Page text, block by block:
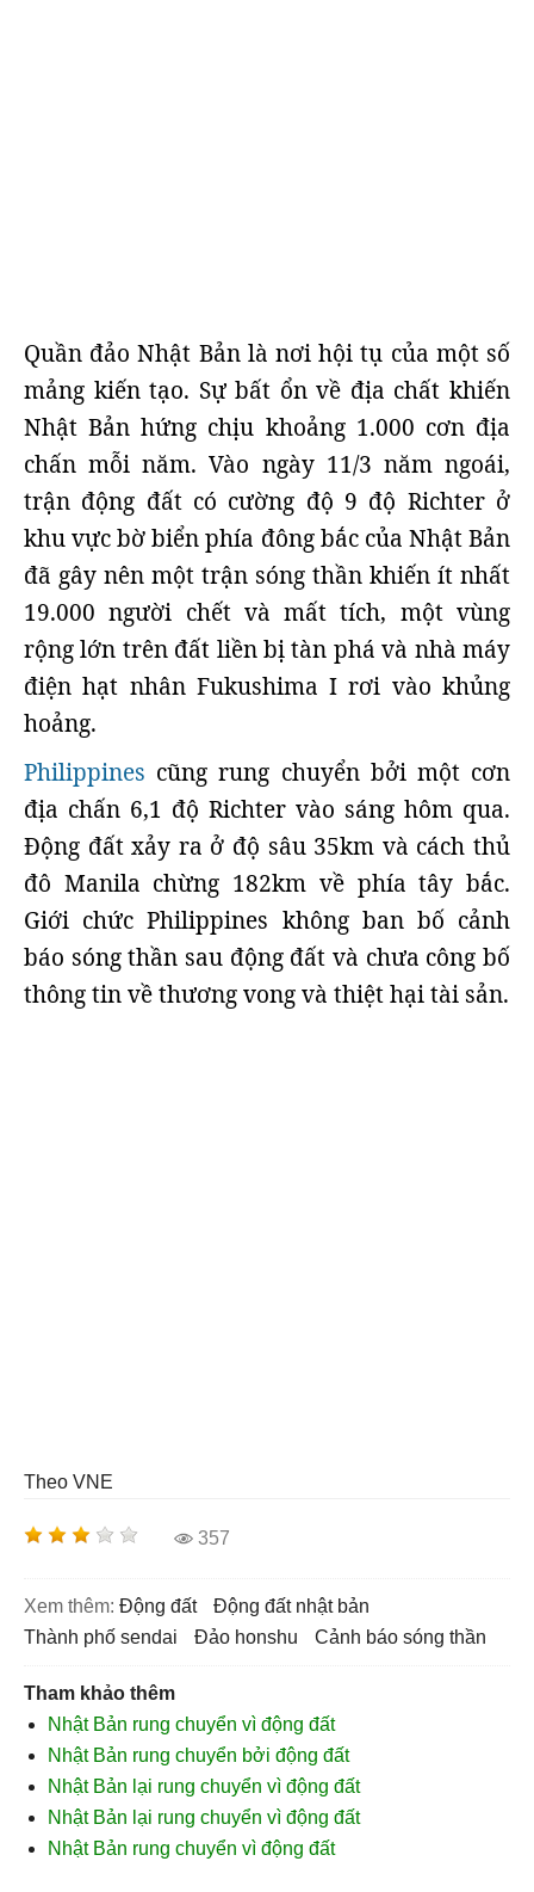
Quần đảo Nhật Bản là nơi hội tụ của một số
mảng kiến tạo. Sự bất ổn về địa chất khiến
Nhật Bản hứng chịu khoảng 1.000 cơn địa
chấn mỗi năm. Vào ngày 11/3 năm ngoái,
trận động đất có cường độ 9 độ Richter ở
khu vực bờ biển phía đông bắc của Nhật Bản
đã gây nên một trận sóng thần khiến ít nhất
19.000 người chết và mất tích, một vùng
rộng lớn trên đất liền bị tàn phá và nhà máy
điện hạt nhân Fukushima I rơi vào khủng
hoảng.
Philippines cũng rung chuyển bởi một cơn
địa chấn 6,1 độ Richter vào sáng hôm qua.
Động đất xảy ra ở độ sâu 35km và cách thủ
đô Manila chừng 182km về phía tây bắc.
Giới chức Philippines không ban bố cảnh
báo sóng thần sau động đất và chưa công bố
thông tin về thương vong và thiệt hại tài sản.
Theo VNE
357
Xem thêm: động đất
động đất nhật bản
thành phố sendai
đảo honshu cảnh báo sóng thần
Tham khảo thêm
Nhật Bản rung chuyển vì động đất
Nhật Bản rung chuyển bởi động đất
Nhật Bản lại rung chuyển vì động đất
Nhật Bản lại rung chuyển vì động đất
Nhật Bản rung chuyển vì động đất